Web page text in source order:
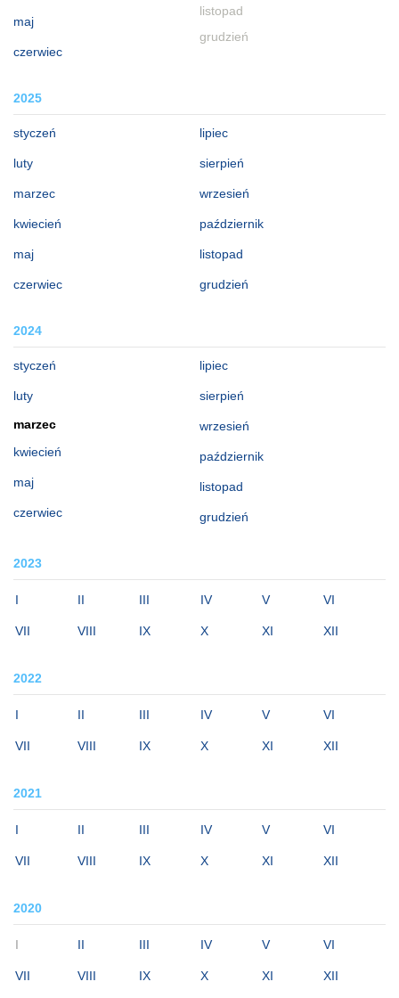
maj
czerwiec
listopad
grudzień
2025
styczeń
luty
marzec
kwiecień
maj
czerwiec
lipiec
sierpień
wrzesień
październik
listopad
grudzień
2024
styczeń
luty
marzec
kwiecień
maj
czerwiec
lipiec
sierpień
wrzesień
październik
listopad
grudzień
2023
I II III IV V VI
VII VIII IX X XI XII
2022
I II III IV V VI
VII VIII IX X XI XII
2021
I II III IV V VI
VII VIII IX X XI XII
2020
I II III IV V VI
VII VIII IX X XI XII